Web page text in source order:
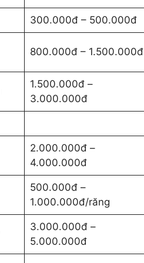
300.000đ – 500.000đ
800.000đ – 1.500.000đ
1.500.000đ –
3.000.000đ
2.000.000đ –
4.000.000đ
500.000đ –
1.000.000đ/răng
3.000.000đ –
5.000.000đ